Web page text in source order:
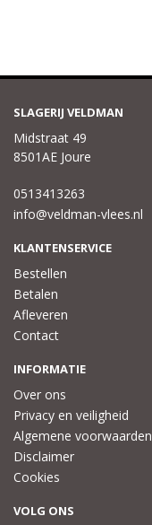
SLAGERIJ VELDMAN
Midstraat 49
8501AE Joure
0513413263
info@veldman-vlees.nl
KLANTENSERVICE
Bestellen
Betalen
Afleveren
Contact
INFORMATIE
Over ons
Privacy en veiligheid
Algemene voorwaarden
Disclaimer
Cookies
VOLG ONS